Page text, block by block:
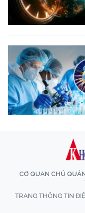
CƠ QUAN CHỦ
TRANG THÔNG TIN